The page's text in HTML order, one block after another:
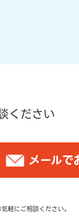
ください
メールで
軽にご相談ください。